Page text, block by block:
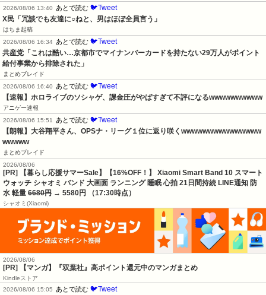
2026/08/06 13:40
あとで読む 🐦Tweet
X民「冗談でも友達に○ねと、男はほぼ全員言う」
はちま起稿
2026/08/06 16:34 あとで読む 🐦Tweet
共産党「これは酷い…京都市でマイナンバーカードを持たない29万人がポイント
給付事業から排除された」
まとめブレイド
2026/08/06 16:40
あとで読む 🐦Tweet
【速報】ホロライブのソシャゲ、課金圧がやばすぎて不評になるwwwwwwwwww
アニゲー速報
2026/08/06 15:51
あとで読む 🐦Tweet
【朗報】大谷翔平さん、OPSナ・リーグ１位に返り咲くwwwwwwwwwwwwwww
wwwww
まとめブレイド
2026/08/06
[PR] 【暮らし応援サマーSale】【16%OFF！】 Xiaomi Smart Band 10 スマート
ウォッチ シャオミ バンド 大画面 ランニング 睡眠 心拍 21日間持続 LINE通知 防
水 軽量 6680円 → 5580円 （17:30時点）
シャオミ(Xiaomi)
2026/08/06
[PR] 【マンガ】『双葉社』高ポイント還元中のマンガまとめ
Kindleストア
2026/08/06 15:05
あとで読む 🐦Tweet